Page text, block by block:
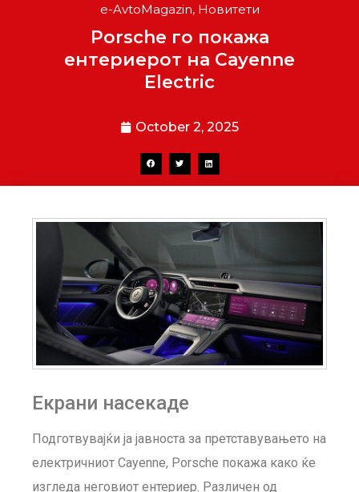
e-AvtoMagazin, Новитети
Porsche го покажа
ентериерот на Cayenne
Electric
October 2, 2025
Екрани насекаде
Подготвувајќи ја јавноста за претставувањето на
електричниот Cayenne, Porsche покажа како ќе
изгледа неговиот ентериер. Различен од